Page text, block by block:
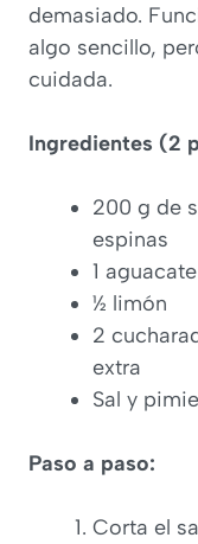
demasiado.
algo sencillo,
cuidada.
Ingredientes (2
200 g de
espinas
1
½ limón
2
extra
Sal y
Paso a paso:
Corta el